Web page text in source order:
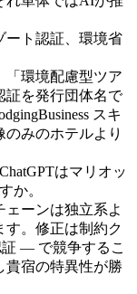
ート認証、環境省
「環境配慮型ツア
証を発行団体名で
スキ
みのホテルより
はマリオッ
か。
ェーンは独立系よ
す。修正は制約ク
— で競争するこ
貴宿の特異性が勝